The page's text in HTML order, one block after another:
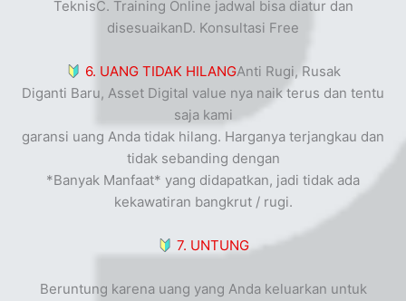
TeknisC. Training Online jadwal bisa diatur dan
disesuaikanD. Konsultasi Free
6. UANG TIDAK HILANGAnti Rugi, Rusak
Diganti Baru, Asset Digital value nya naik terus dan tentu
saja kami
garansi uang Anda tidak hilang. Harganya terjangkau dan
tidak sebanding dengan
*Banyak Manfaat* yang didapatkan, jadi tidak ada
kekawatiran bangkrut / rugi.
7. UNTUNG
Beruntung karena uang yang Anda keluarkan untuk